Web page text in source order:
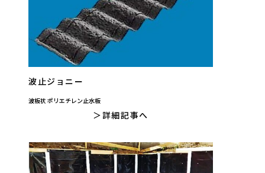
波止ジョニー
波板状 ポリエチレン止水板
詳細記事へ